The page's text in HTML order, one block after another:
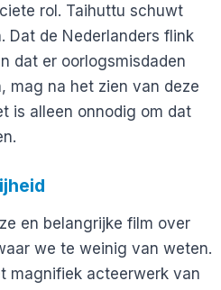
rol. Taihuttu schuwt
Dat de Nederlanders flink
dat er oorlogsmisdaden
mag na het zien van deze
is alleen onnodig om dat
en belangrijke film over
we te weinig van weten.
magnifiek acteerwerk van